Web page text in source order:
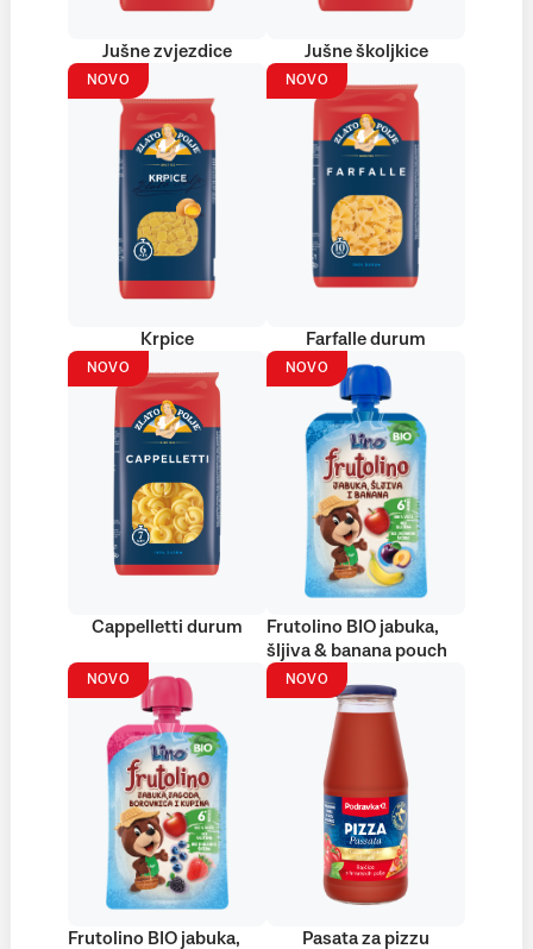
Jušne zvjezdice Jušne školjkice
NOVO
Krpice
NOVO
Farfalle durum
NOVO
Cappelletti durum
NOVO
Frutolino BIO jabuka,
šljiva & banana pouch
NOVO
Frutolino BIO jabuka,
NOVO
Pasata za pizzu